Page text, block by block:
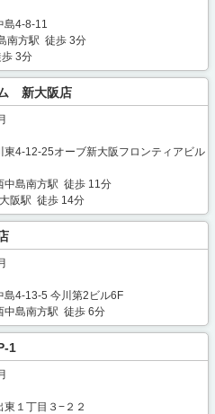
島4-8-11
南方駅 徒歩 3分
3分
新大阪店
東4-12-25オーブ新大阪フロンティアビル
中島南方駅 徒歩 11分
阪駅 徒歩 14分
島4-13-5 今川第2ビル6F
中島南方駅 徒歩 6分
1
１丁目３−２２